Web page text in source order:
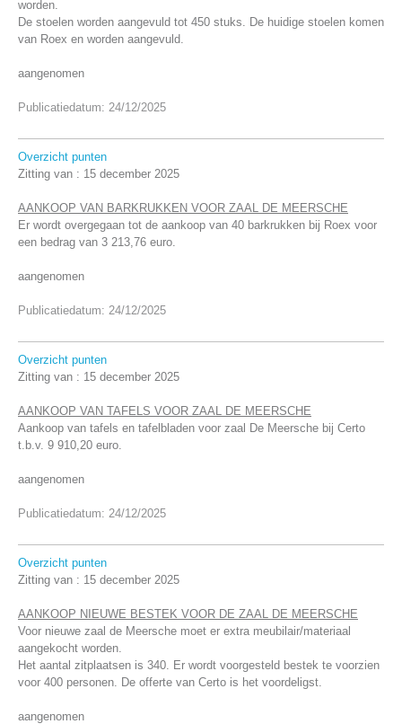
worden.
De stoelen worden aangevuld tot 450 stuks. De huidige stoelen komen
van Roex en worden aangevuld.
aangenomen
Publicatiedatum: 24/12/2025
Overzicht punten
Zitting van : 15 december 2025
AANKOOP VAN BARKRUKKEN VOOR ZAAL DE MEERSCHE
Er wordt overgegaan tot de aankoop van 40 barkrukken bij Roex voor
een bedrag van 3 213,76 euro.
aangenomen
Publicatiedatum: 24/12/2025
Overzicht punten
Zitting van : 15 december 2025
AANKOOP VAN TAFELS VOOR ZAAL DE MEERSCHE
Aankoop van tafels en tafelbladen voor zaal De Meersche bij Certo
t.b.v. 9 910,20 euro.
aangenomen
Publicatiedatum: 24/12/2025
Overzicht punten
Zitting van : 15 december 2025
AANKOOP NIEUWE BESTEK VOOR DE ZAAL DE MEERSCHE
Voor nieuwe zaal de Meersche moet er extra meubilair/materiaal
aangekocht worden.
Het aantal zitplaatsen is 340. Er wordt voorgesteld bestek te voorzien
voor 400 personen. De offerte van Certo is het voordeligst.
aangenomen